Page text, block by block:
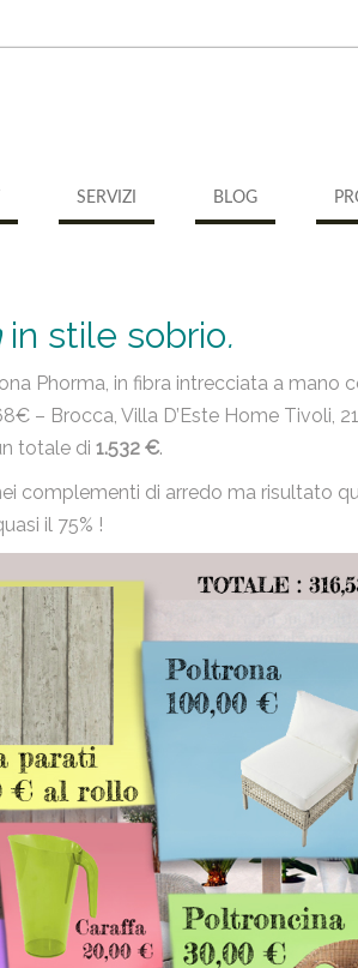
SERVIZI BLOG
in stile sobrio.
Phorma, in fibra intrecciata a mano
– Brocca, Villa D’Este Home Tivoli,
totale di 1.532 €.
complementi di arredo ma risultato
il 75% !